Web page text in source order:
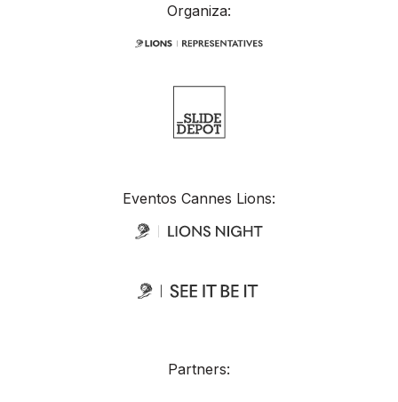
Organiza:
Eventos Cannes Lions:
Partners: